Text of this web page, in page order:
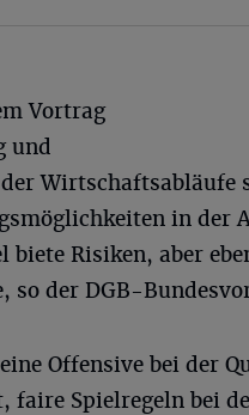
Vortrag
und
Wirtschaftsabläufe
in der
Risiken, aber
der DGB-
Offensive bei der
faire Spielregeln bei